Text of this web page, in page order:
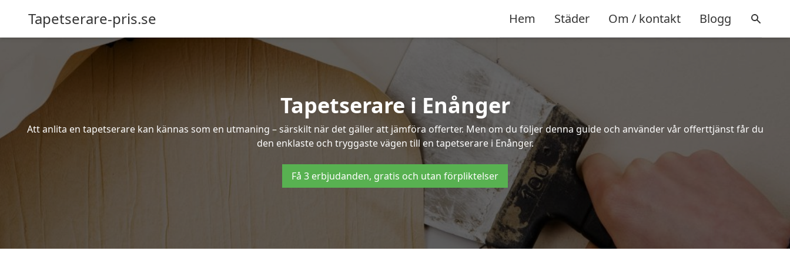
Tapetserare-pris.se Hem Städer Om / kontakt Blogg
Tapetserare i Enånger
Att anlita en tapetserare kan kännas som en utmaning – särskilt när det gäller att jämföra offerter. Men om du följer denna guide och använder vår offerttjänst får du
den enklaste och tryggaste vägen till en tapetserare i Enånger.
Få 3 erbjudanden, gratis och utan förpliktelser